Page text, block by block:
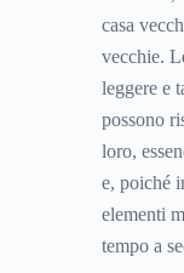
casa
vecchie.
leggere e
possono
loro,
e, poiché
elementi
tempo a